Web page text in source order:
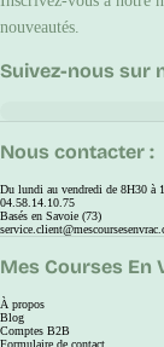
nouveautés.
Nous contacter :
Du lundi au vendredi de 8H30 à
04.58.14.10.75
Basés en Savoie (73)
Mes Courses En
À propos
Blog
Comptes B2B
Formulaire de contact
Suivez-nous sur